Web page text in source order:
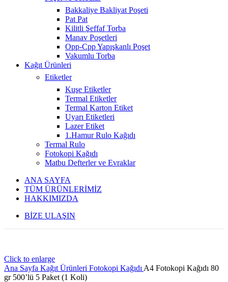
Bakkaliye Bakliyat Poşeti
Pat Pat
Kilitli Şeffaf Torba
Manav Poşetleri
Opp-Cpp Yapışkanlı Poşet
Vakumlu Torba
Kağıt Ürünleri
Etiketler
Kuşe Etiketler
Termal Etiketler
Termal Karton Etiket
Uyarı Etiketleri
Lazer Etiket
1.Hamur Rulo Kağıdı
Termal Rulo
Fotokopi Kağıdı
Matbu Defterler ve Evraklar
ANA SAYFA
TÜM ÜRÜNLERİMİZ
HAKKIMIZDA
BİZE ULAŞIN
Click to enlarge
Ana Sayfa Kağıt Ürünleri Fotokopi Kağıdı A4 Fotokopi Kağıdı 80
gr 500’lü 5 Paket (1 Koli)